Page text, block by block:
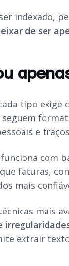
indexado,
de ser
tipo exige
e
com
faturas,
mais
mais
extrair